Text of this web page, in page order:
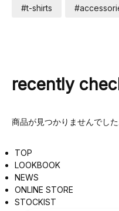
#t-shirts
recently
商品が見つかりませんでした
TOP
LOOKBOOK
NEWS
ONLINE STORE
STOCKIST